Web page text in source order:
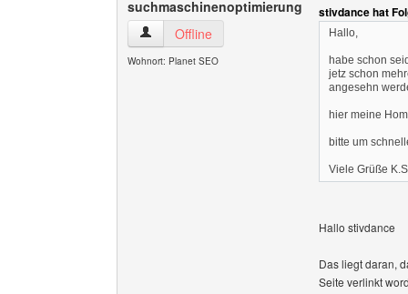
suchmaschinenoptimierung
seo-suchmaschinenoptimierung Benutzer-
Offline
Wohnort: Planet SEO
stivdance hat
Hallo,
habe schon
jetz schon
angesehn
hier meine
bitte um
Viele Grüße
Hallo stivdance
Das liegt daran,
Seite verlinkt